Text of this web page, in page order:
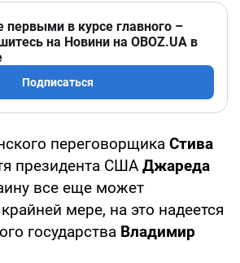
первыми в курсе главного –
на Новини на OBOZ.UA в
Подписаться
переговорщика Стива
президента США Джареда
все еще может
мере, на это надеется
государства Владимир